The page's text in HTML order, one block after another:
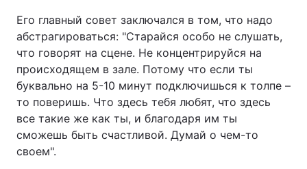
Его главный совет заключался в том, что надо
абстрагироваться: "Старайся особо не слушать,
что говорят на сцене. Не концентрируйся на
происходящем в зале. Потому что если ты
буквально на 5-10 минут подключишься к толпе –
то поверишь. Что здесь тебя любят, что здесь
все такие же как ты, и благодаря им ты
сможешь быть счастливой. Думай о чем-то
своем".